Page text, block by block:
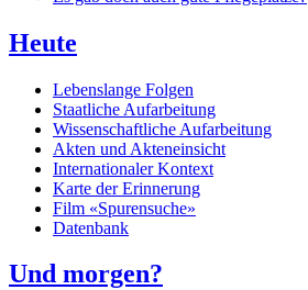
Heute
Lebenslange Folgen
Staatliche Aufarbeitung
Wissenschaftliche Aufarbeitung
Akten und Akteneinsicht
Internationaler Kontext
Karte der Erinnerung
Film «Spurensuche»
Datenbank
Und morgen?